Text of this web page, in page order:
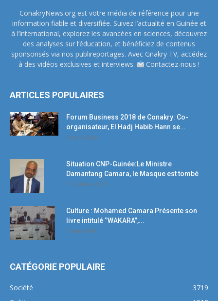
ConakryNews.org est votre média de référence pour une
information fiable et diversifiée. Suivez l’actualité en Guinée et
à l’international, explorez les avancées en sciences, découvrez
des analyses sur l’éducation, et bénéficiez de contenus
sponsorisés via nos publireportages. Avec Gnakry TV, accédez
à des vidéos exclusives et interviews.
Contactez-nous !
ARTICLES POPULAIRES
Forum Business 2018 de Conakry: Co-
organisateur, El Hadj Habib Hann se...
19 avril 2018
Situation CNP-Guinée:Le Ministre
Damantang Camara, le Masque est tombé
11 octobre 2017
Culture : Mohamed Camara Présente son
livre intitulé ‘’WAKARA’’,...
5 mars 2018
CATÉGORIE POPULAIRE
Société
3719